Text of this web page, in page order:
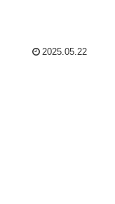
2025.05.22